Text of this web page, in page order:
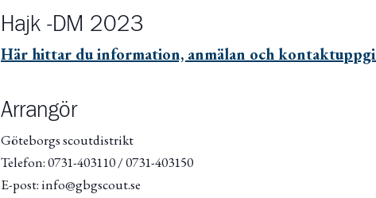
Hajk -DM 2023
Här hittar du information, anmälan och
Arrangör
Göteborgs scoutdistrikt
Telefon: 0731-403110 / 0731-403150
E-post: info@gbgscout.se